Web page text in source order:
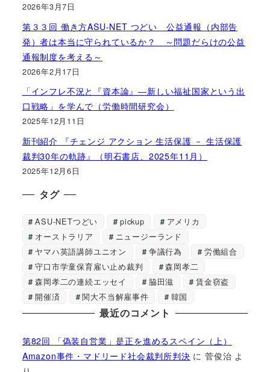
2026年3月7日
第３３回 働き方ASU-NET つどい 公益通報（内部告
発）者は本当に守られているか？ ～問題だらけの公益
通報制度を考える～
2026年2月17日
「インフレ不況と『資本論』―新しい福祉国家という出
口戦略」を学んで（労働時間研究会）
2025年12月11日
新刊紹介 『チェンジ アクション 生活保護 － 生活保護
裁判30年の軌跡』（明石書店、2025年11月）
2025年12月6日
タグ
ASU-NETつどい pickup
アメリカ
オーストラリア
ニュージーランド
ヤマハ英語講師ユニオン
争議行為
労働組合
守口市学童保育雇い止め裁判
森岡孝二
森岡孝二の連続エッセイ
脇田滋
賃金窃盗
開催済
関大不当解雇事件 韓国
最近のコメント
第82回 「偽装自営業」是正を進めるスペイン（上）
Amazon事件・マドリード社会裁判所判決 に菅俊治 よ